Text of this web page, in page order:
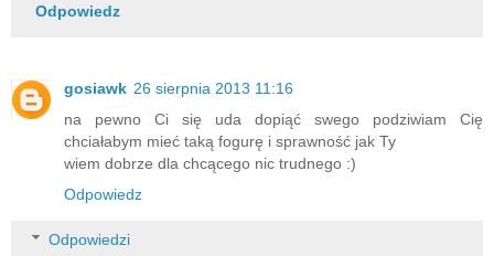
Odpowiedz
gosiawk 26 sierpnia 2013 11:16
na pewno Ci się uda dopiąć swego podziwiam Cię
chciałabym mieć taką fogurę i sprawność jak Ty
wiem dobrze dla chcącego nic trudnego :)
Odpowiedz
Odpowiedzi